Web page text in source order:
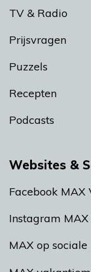
TV & Radio
Prijsvragen
Puzzels
Recepten
Podcasts
Websites &
Facebook MAX
Instagram
MAX op